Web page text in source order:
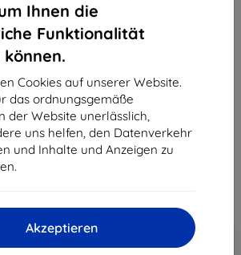
Ihnen die
Funktionalität
Cookies auf unserer Website.
das ordnungsgemäße
der Website unerlässlich,
uns helfen, den Datenverkehr
und Inhalte und Anzeigen zu
Akzeptieren
Schutzfolie für Vivo X300 Pro
X300 Pro
Gutschein
Warenkorb